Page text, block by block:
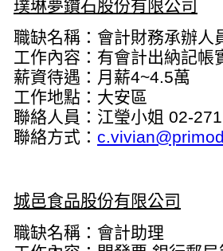
璞琳夢鑽石股份有限公司
職缺名稱：會計財務承辦人
工作內容：有會計出納記帳
薪資待遇：月薪4~4.5萬
工作地點：大安區
聯絡人員：江瑩小姐 02-
聯絡方式：
城邑食品股份有限公司
職缺名稱：會計助理